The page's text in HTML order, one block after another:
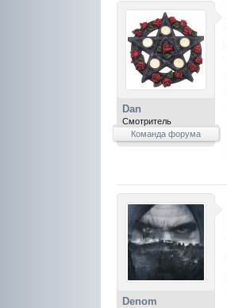
Dan
Смотритель
Команда форума
Denom